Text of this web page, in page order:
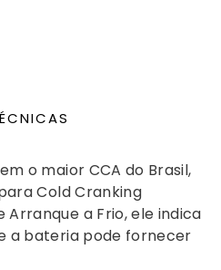
o maior CCA do Brasil,
Cold Cranking
a Frio, ele indica
a bateria pode fornecer